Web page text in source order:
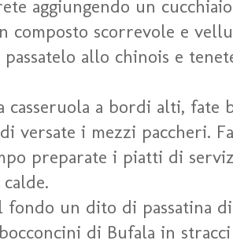
aggiungendo un
composto scorrevole e
allo chinois e
casseruola a bordi alti, fate
versate i mezzi paccheri.
preparate i piatti di
fondo un dito di passatina
di Bufala in